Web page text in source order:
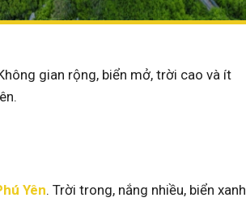
gian rộng, biển mở, trời cao và ít
Yên. Trời trong, nắng nhiều, biển xanh